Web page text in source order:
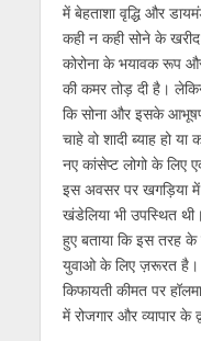
में बेहताशा वृद्धि और
कही न कही सोने के
कोरोना के भयावक रूप और
की कमर तोड़ दी है।
कि सोना और इसके आभूषण
चाहे वो शादी ब्याह हो
नए कांसेप्ट लोगो के लिए
इस अवसर पर खगड़िया में
खंडेलिया भी उपस्थित
हुए बताया कि इस तरह
युवाओ के लिए ज़रूरत है।
किफायती कीमत पर
में रोजगार और व्यापार के